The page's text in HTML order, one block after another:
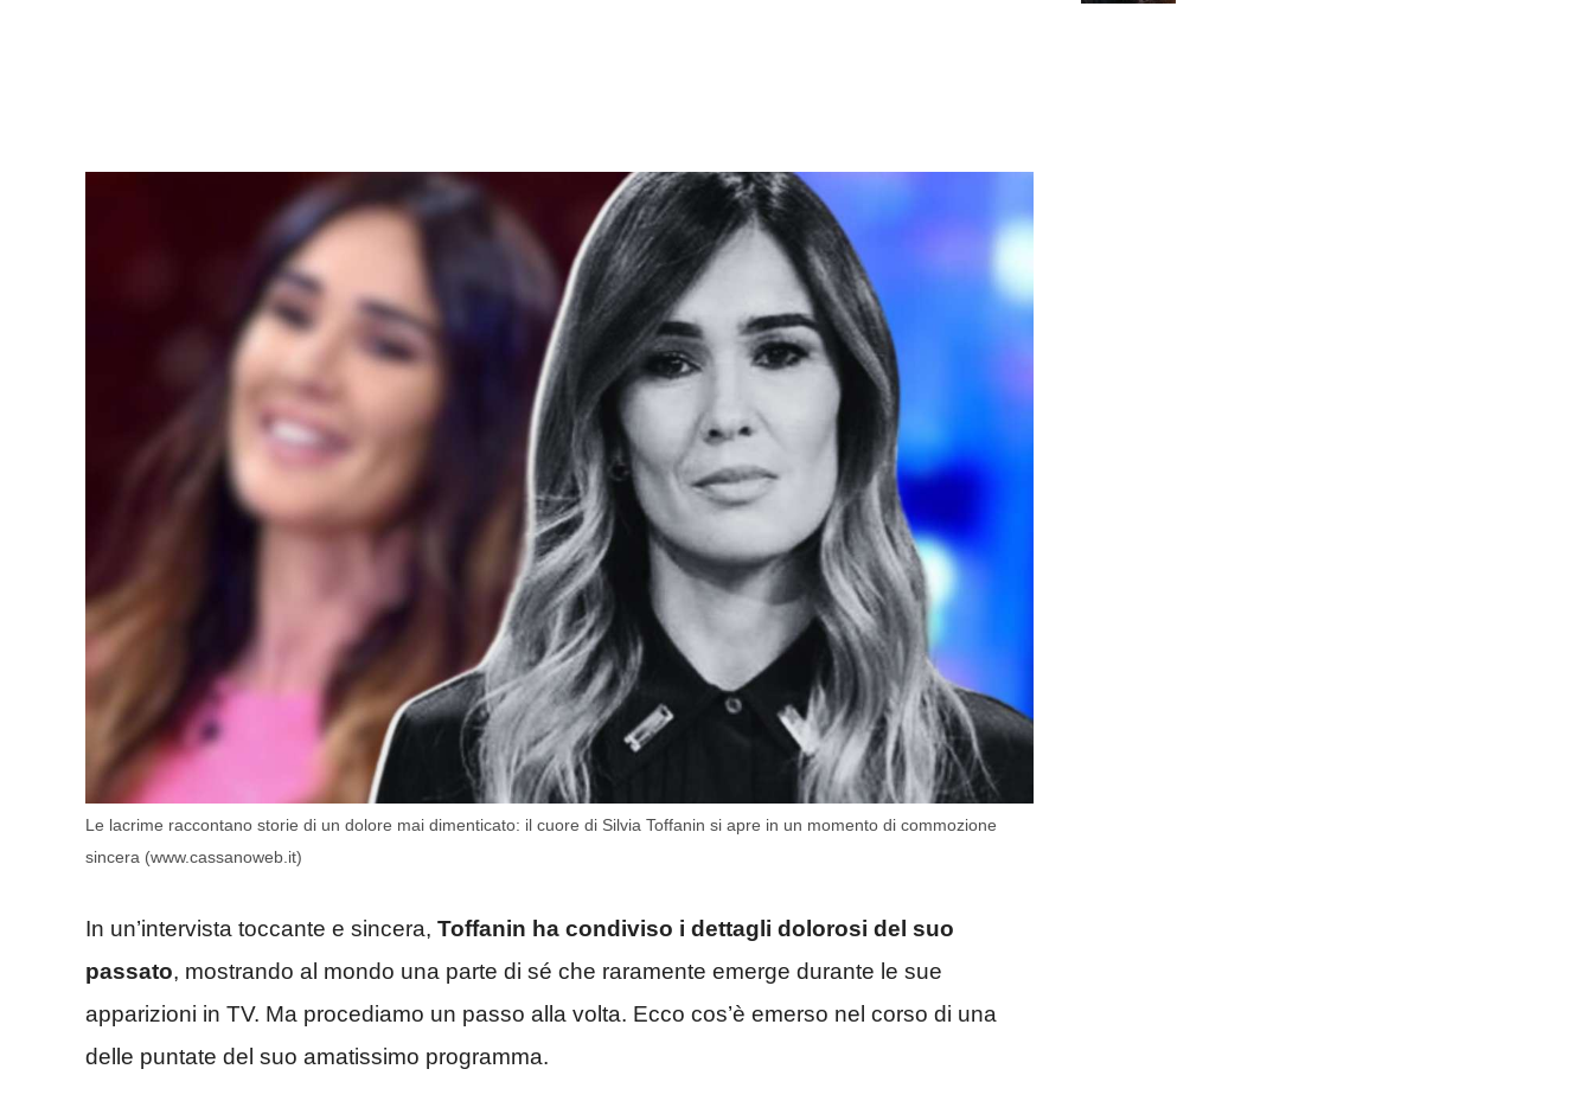
Le lacrime raccontano storie di un dolore mai dimenticato: il cuore di Silvia Toffanin si apre in un momento di commozione
sincera (www.cassanoweb.it)
In un’intervista toccante e sincera, Toffanin ha condiviso i dettagli dolorosi del suo
passato, mostrando al mondo una parte di sé che raramente emerge durante le sue
apparizioni in TV. Ma procediamo un passo alla volta. Ecco cos’è emerso nel corso di una
delle puntate del suo amatissimo programma.